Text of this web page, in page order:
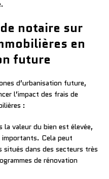
notaire sur
en
future
d’urbanisation future,
l’impact des frais de
:
la valeur du bien est élevée,
Cela peut
situés dans des secteurs très
de rénovation